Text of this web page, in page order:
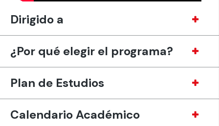
Dirigido a
¿Por qué elegir el programa?
Plan de Estudios
Calendario Académico